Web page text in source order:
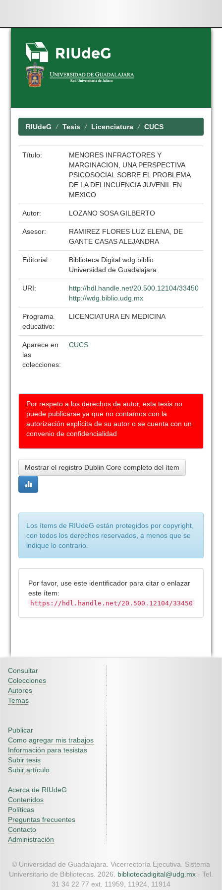
Skip
navigation
RIUdeG Tesis Licenciatura CUCS
Título:
MENORES INFRACTORES Y
MARGINACION, UNA PERSPECTIVA
PSICOSOCIAL SOBRE EL PROBLEMA
DE LA DELINCUENCIA JUVENIL EN
MEXICO
Autor: LOZANO SOSA GILBERTO
Asesor:
RAMIREZ FLORES LUZ ELENA, DE
GANTE CASAS ALEJANDRA
Editorial:
Biblioteca Digital wdg.biblio
Universidad de Guadalajara
URI:
http://hdl.handle.net/20.500.12104/33450
http://wdg.biblio.udg.mx
Programa
educativo:
LICENCIATURA EN MEDICINA
Aparece en
las
colecciones:
CUCS
Por respeto a los derechos de autor, esta tesis no
puede publicarse ya que no contamos con la
autorización explícita de su autor o se cuenta con un
convenio de confidencialidad
Mostrar el registro Dublin Core completo del ítem
Los ítems de RIUdeG están protegidos por copyright,
con todos los derechos reservados, a menos que se
indique lo contrario.
Por favor, use este identificador para citar o enlazar
este ítem:
https://hdl.handle.net/20.500.12104/33450
Consultar
Colecciones
Autores
Temas
Publicar
Como agregar mis trabajos
Información para tesistas
Subir tesis
Subir artículo
Acerca de RIUdeG
Contenidos
Políticas
Preguntas frecuentes
Contacto
Administración
© Universidad de Guadalajara. Vicerrectoría Ejecutiva. Sistema
Universitario de Bibliotecas. 2026. bibliotecadigital@udg.mx - Tel.
31 34 22 77 ext. 11959, 11924, 11914